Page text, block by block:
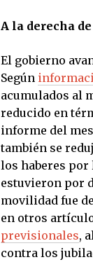
A la derecha
El gobierno
Según
acumulados al
reducido en
informe del
también se
los haberes por
estuvieron por
movilidad fue
en otros
previsionales,
contra los